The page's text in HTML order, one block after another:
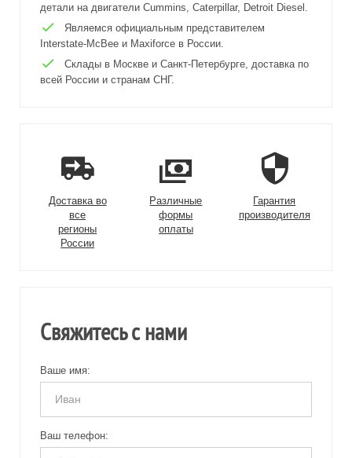
детали на двигатели Cummins, Caterpillar, Detroit Diesel.
Являемся официальным представителем
Interstate-McBee и Maxiforce в России.
Склады в Москве и Санкт-Петербурге, доставка по
всей России и странам СНГ.
Доставка во
все
регионы
России
Различные
формы
оплаты
Гарантия
производителя
Свяжитесь с нами
Ваше имя:
Ваш телефон: